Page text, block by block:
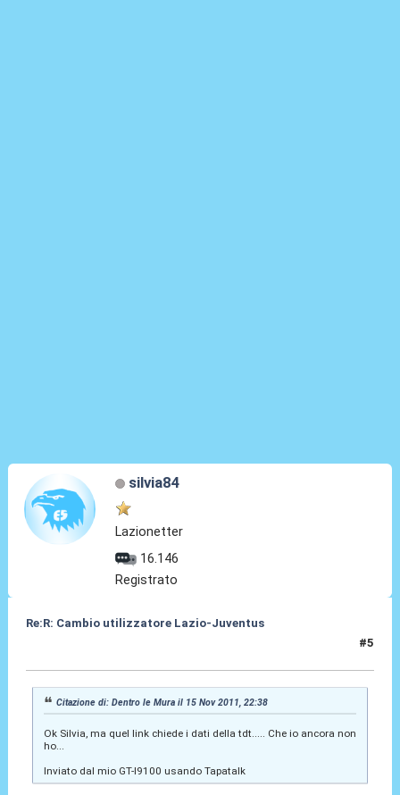
silvia84
Lazionetter
16.146
Registrato
Re:R: Cambio utilizzatore Lazio-Juventus
#5
Citazione di: Dentro le Mura il 15 Nov 2011, 22:38
Ok Silvia, ma quel link chiede i dati della tdt..... Che io ancora non
ho...
Inviato dal mio GT-I9100 usando Tapatalk